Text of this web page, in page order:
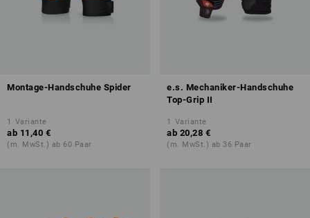
Montage-Handschuhe Spider
1 Variante
ab 11,40 €
(m. MwSt.) ab 60 Paar
e.s. Mechaniker-Handschuhe
Top-Grip II
1 Variante
ab 20,28 €
(m. MwSt.) ab 36 Paar